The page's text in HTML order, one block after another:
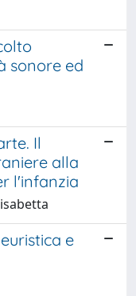
sonore ed
Il
alla
l'infanzia
e